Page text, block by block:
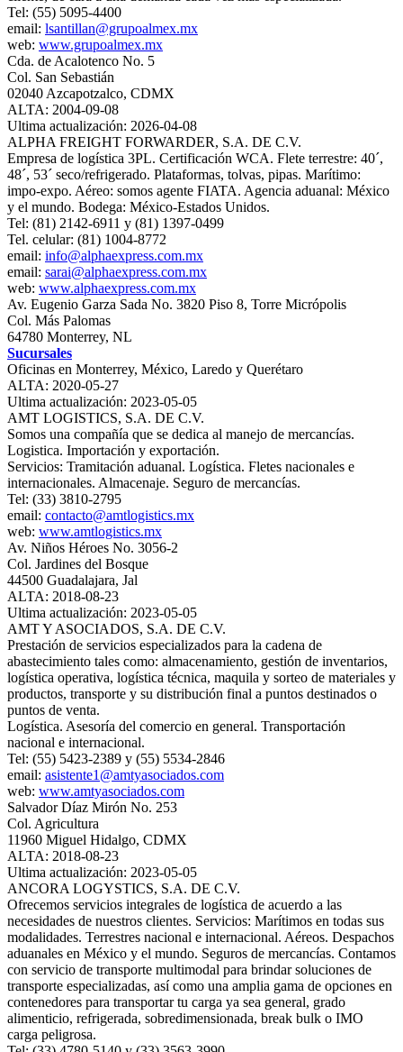
Tel: (55) 5095-4400
email: lsantillan@grupoalmex.mx
web: www.grupoalmex.mx
Cda. de Acalotenco No. 5
Col. San Sebastián
02040 Azcapotzalco, CDMX
ALTA: 2004-09-08
Ultima actualización: 2026-04-08
ALPHA FREIGHT FORWARDER, S.A. DE C.V.
Empresa de logística 3PL. Certificación WCA. Flete terrestre: 40´,
48´, 53´ seco/refrigerado. Plataformas, tolvas, pipas. Marítimo:
impo‐expo. Aéreo: somos agente FIATA. Agencia aduanal: México
y el mundo. Bodega: México‐Estados Unidos.
Tel: (81) 2142-6911 y (81) 1397-0499
Tel. celular: (81) 1004-8772
email: info@alphaexpress.com.mx
email: sarai@alphaexpress.com.mx
web: www.alphaexpress.com.mx
Av. Eugenio Garza Sada No. 3820 Piso 8, Torre Micrópolis
Col. Más Palomas
64780 Monterrey, NL
Sucursales
Oficinas en Monterrey, México, Laredo y Querétaro
ALTA: 2020-05-27
Ultima actualización: 2023-05-05
AMT LOGISTICS, S.A. DE C.V.
Somos una compañía que se dedica al manejo de mercancías.
Logistica. Importación y exportación.
Servicios: Tramitación aduanal. Logística. Fletes nacionales e
internacionales. Almacenaje. Seguro de mercancías.
Tel: (33) 3810-2795
email: contacto@amtlogistics.mx
web: www.amtlogistics.mx
Av. Niños Héroes No. 3056-2
Col. Jardines del Bosque
44500 Guadalajara, Jal
ALTA: 2018-08-23
Ultima actualización: 2023-05-05
AMT Y ASOCIADOS, S.A. DE C.V.
Prestación de servicios especializados para la cadena de
abastecimiento tales como: almacenamiento, gestión de inventarios,
logística operativa, logística técnica, maquila y sorteo de materiales y
productos, transporte y su distribución final a puntos destinados o
puntos de venta.
Logística. Asesoría del comercio en general. Transportación
nacional e internacional.
Tel: (55) 5423-2389 y (55) 5534-2846
email: asistente1@amtyasociados.com
web: www.amtyasociados.com
Salvador Díaz Mirón No. 253
Col. Agricultura
11960 Miguel Hidalgo, CDMX
ALTA: 2018-08-23
Ultima actualización: 2023-05-05
ANCORA LOGYSTICS, S.A. DE C.V.
Ofrecemos servicios integrales de logística de acuerdo a las
necesidades de nuestros clientes. Servicios: Marítimos en todas sus
modalidades. Terrestres nacional e internacional. Aéreos. Despachos
aduanales en México y el mundo. Seguros de mercancías. Contamos
con servicio de transporte multimodal para brindar soluciones de
transporte especializadas, así como una amplia gama de opciones en
contenedores para transportar tu carga ya sea general, grado
alimenticio, refrigerada, sobredimensionada, break bulk o IMO
carga peligrosa.